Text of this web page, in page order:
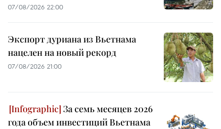
07/08/2026 22:00
Экспорт дуриана из Вьетнама
нацелен на новый рекорд
07/08/2026 21:00
За семь месяцев 2026
года объем инвестиций Вьетнама